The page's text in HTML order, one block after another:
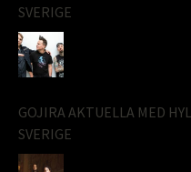
SVERIGE
GOJIRA AKTUELLA MED
SVERIGE